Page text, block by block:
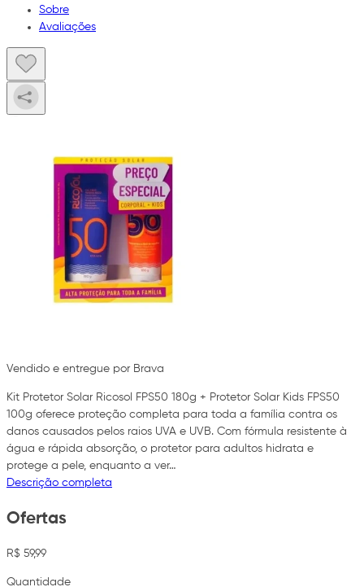
Sobre
Avaliações
Vendido e entregue por Brava
Kit Protetor Solar Ricosol FPS50 180g + Protetor Solar Kids FPS50
100g oferece proteção completa para toda a família contra os
danos causados pelos raios UVA e UVB. Com fórmula resistente à
água e rápida absorção, o protetor para adultos hidrata e
protege a pele, enquanto a ver…
Descrição completa
Ofertas
R$ 59,99
Quantidade